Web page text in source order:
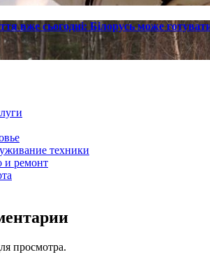
вже сьогодні: Білорусь може
техники
и ремонт
просмотра.